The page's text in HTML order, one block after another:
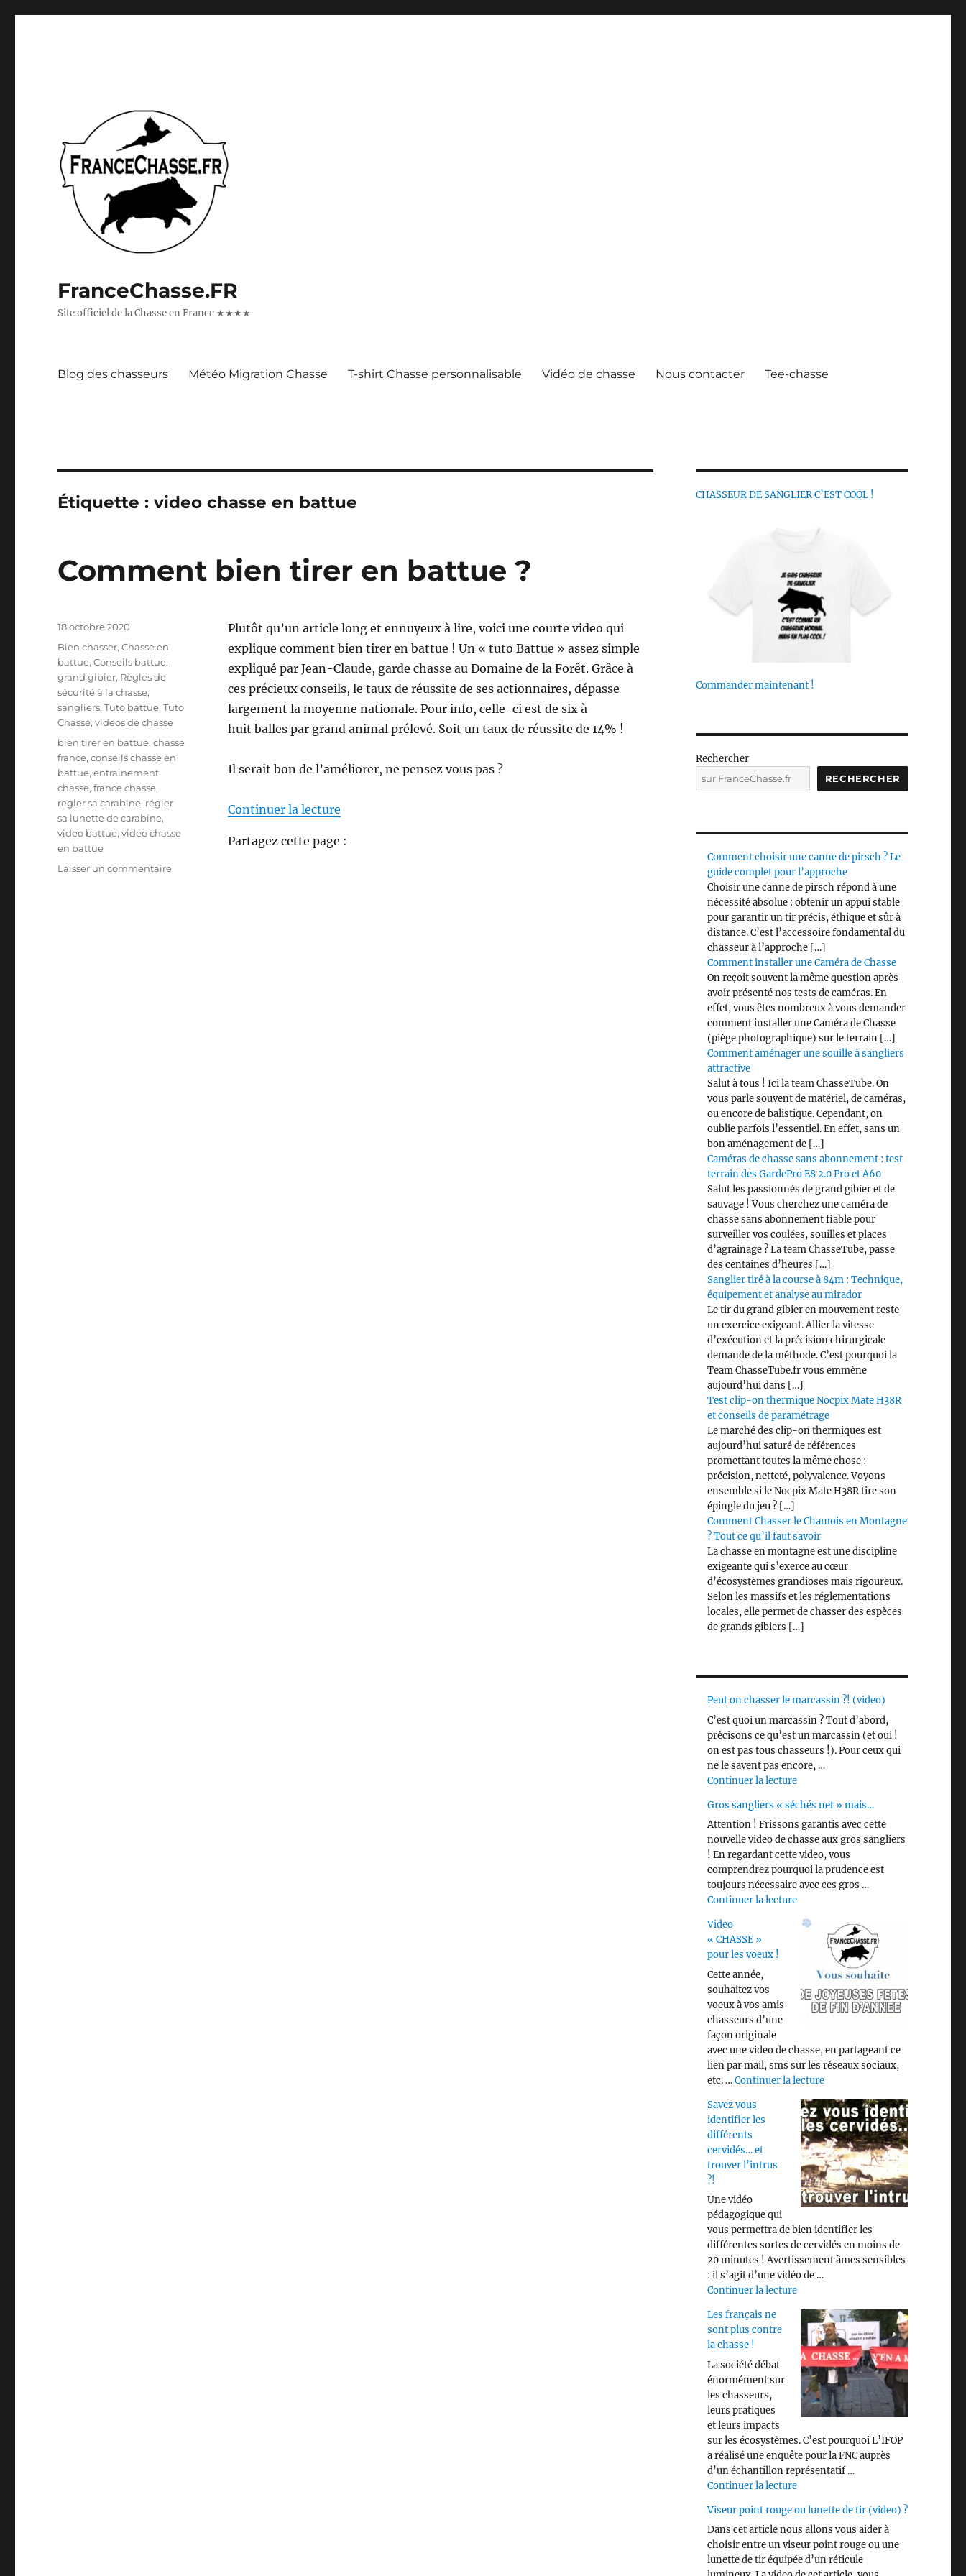
FranceChasse.FR
Site officiel de la Chasse en France ★★★★
Blog des chasseurs Météo Migration Chasse T-shirt Chasse personnalisable Vidéo de chasse Nous contacter Tee-chasse
Étiquette :video chasse en battue
Comment bien tirer en battue ?
Plutôt qu’un article long et ennuyeux à lire, voici une courte video qui
explique comment bien tirer en battue ! Un « tuto Battue » assez simple
expliqué par Jean-Claude, garde chasse au Domaine de la Forêt. Grâce à
ces précieux conseils, le taux de réussite de ses actionnaires, dépasse
largement la moyenne nationale. Pour info, celle-ci est de six à
huit balles par grand animal prélevé. Soit un taux de réussite de 14% !
Il serait bon de l’améliorer, ne pensez vous pas ?
Continuer la lecturede « Comment bien tirer en battue ? »
Partagez cette page :
P
b
i
18 octobre 2020
C
a
t
é
g
o
r
i
e
Bien chasser,Chasse en
battue,Conseils battue,
grand gibier, Règles de
sécurité à la chasse,
sangliers,Tuto battue,Tuto
Chasse,videos de chasse
É
t
i
q
u
e
t
t
bien tirer en battue,chasse
france,conseils chasse en
battue,entrainement
chasse,france chasse,
regler sa carabine, régler
sa lunette de carabine,
video battue,video chasse
en battue
Laisser un commentaires
CHASSEUR DE SANGLIER C’EST COOL !
Commander maintenant !
Rechercher
RECHERCHER
Comment choisir une canne de pirsch ? Le
guide complet pour l’approche
Choisir une canne de pirsch répond à une
nécessité absolue : obtenir un appui stable
pour garantir un tir précis, éthique et sûr à
distance. C’est l’accessoire fondamental du
chasseur à l’approche […]
Comment installer une Caméra de Chasse
On reçoit souvent la même question après
avoir présenté nos tests de caméras. En
effet, vous êtes nombreux à vous demander
comment installer une Caméra de Chasse
(piège photographique) sur le terrain […]
Comment aménager une souille à sangliers
attractive
Salut à tous ! Ici la team ChasseTube. On
vous parle souvent de matériel, de caméras,
ou encore de balistique. Cependant, on
oublie parfois l’essentiel. En effet, sans un
bon aménagement de […]
Caméras de chasse sans abonnement : test
terrain des GardePro E8 2.0 Pro et A60
Salut les passionnés de grand gibier et de
sauvage ! Vous cherchez une caméra de
chasse sans abonnement fiable pour
surveiller vos coulées, souilles et places
d’agrainage ? La team ChasseTube, passe
des centaines d’heures […]
Sanglier tiré à la course à 84m : Technique,
équipement et analyse au mirador
Le tir du grand gibier en mouvement reste
un exercice exigeant. Allier la vitesse
d’exécution et la précision chirurgicale
demande de la méthode. C’est pourquoi la
Team ChasseTube.fr vous emmène
aujourd’hui dans […]
Test clip-on thermique Nocpix Mate H38R
et conseils de paramétrage
Le marché des clip-on thermiques est
aujourd’hui saturé de références
promettant toutes la même chose :
précision, netteté, polyvalence. Voyons
ensemble si le Nocpix Mate H38R tire son
épingle du jeu ? […]
Comment Chasser le Chamois en Montagne
? Tout ce qu’il faut savoir
La chasse en montagne est une discipline
exigeante qui s’exerce au cœur
d’écosystèmes grandioses mais rigoureux.
Selon les massifs et les réglementations
locales, elle permet de chasser des espèces
de grands gibiers […]
Peut on chasser le marcassin ?! (video)
C’est quoi un marcassin ? Tout d’abord,
précisons ce qu’est un marcassin (et oui !
on est pas tous chasseurs !). Pour ceux qui
ne le savent pas encore, …
Continuer la lecturede « Peut on chasser le marcassin ?!
Gros sangliers « séchés net » mais…
Attention ! Frissons garantis avec cette
nouvelle video de chasse aux gros sangliers
! En regardant cette video, vous
comprendrez pourquoi la prudence est
toujours nécessaire avec ces gros …
Continuer la lecturede « Gros sangliers « séchés net »
Video
« CHASSE »
pour les voeux !
Cette année,
souhaitez vos
voeux à vos amis
chasseurs d’une
façon originale
avec une video de chasse, en partageant ce
lien par mail, sms sur les réseaux sociaux,
etc. …Continuer la lecturede « Video « CHASSE » pour
Savez vous
identifier les
différents
cervidés… et
trouver l’intrus
?!
Une vidéo
pédagogique qui
vous permettra de bien identifier les
différentes sortes de cervidés en moins de
20 minutes ! Avertissement âmes sensibles
: il s’agit d’une vidéo de …
Continuer la lecturede « Savez vous identifier les
Les français ne
sont plus contre
la chasse !
La société débat
énormément sur
les chasseurs,
leurs pratiques
et leurs impacts
sur les écosystèmes. C’est pourquoi L’IFOP
a réalisé une enquête pour la FNC auprès
d’un échantillon représentatif …
Continuer la lecturede « Les français ne sont plus contre
Viseur point rouge ou lunette de tir (video) ?
Dans cet article nous allons vous aider à
choisir entre un viseur point rouge ou une
lunette de tir équipée d’un réticule